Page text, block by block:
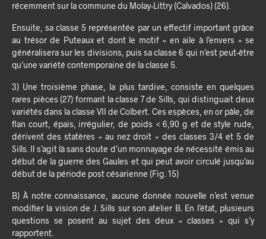
récemment sur la commune du Molay-Littry (Calvados) (26).
Ensuite, sa classe 5 représentée par un effectif important grâce
au trésor de Puteaux et dont le motif « en aile à l’envers » se
généralisera sur les divisions, puis sa classe 6 qui n’est peut-être
qu’une variété contemporaine de la classe 5.
3) Une troisième phase, la plus tardive, consiste en quelques
rares pièces (27) formant la classe 7 de Sills, qui distinguait deux
variétés dans la classe VII de Colbert. Ces espèces, en or pâle, de
flan court, épais, irrégulier, de poids < 6,90 g et de style rude,
dérivent des statères « au nez droit » des classes 3/4 et 5 de
Sills. Il s’agit là sans doute d’un monnayage de nécessité émis au
début de la guerre des Gaules et qui peut avoir circulé jusqu’au
début de la période post césarienne (Fig. 15)
B) À notre connaissance, aucune donnée nouvelle n’est venue
modifier la vision de J. Sills sur son atelier B. En l’état, plusieurs
questions se posent au sujet des deux « classes » qui s’y
rapportent.